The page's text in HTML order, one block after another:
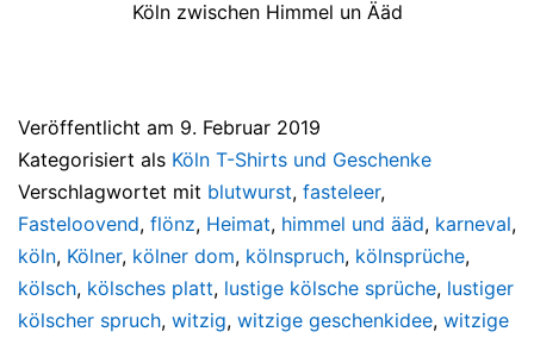
Köln zwischen Himmel un Ääd
Veröffentlicht am 9. Februar 2019
Kategorisiert als Köln T-Shirts und Geschenke
Verschlagwortet mit blutwurst, fasteleer,
Fasteloovend, flönz, Heimat, himmel und ääd, karneval,
köln, Kölner, kölner dom, kölnspruch, kölnsprüche,
kölsch, kölsches platt, lustige kölsche sprüche, lustiger
kölscher spruch, witzig, witzige geschenkidee, witzige